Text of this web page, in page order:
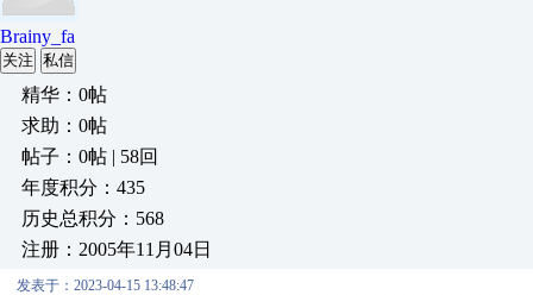
Brainy_fa
关注 私信
精华：0帖
求助：0帖
帖子：0帖 | 58回
年度积分：435
历史总积分：568
注册：2005年11月04日
发表于：2023-04-15 13:48:47